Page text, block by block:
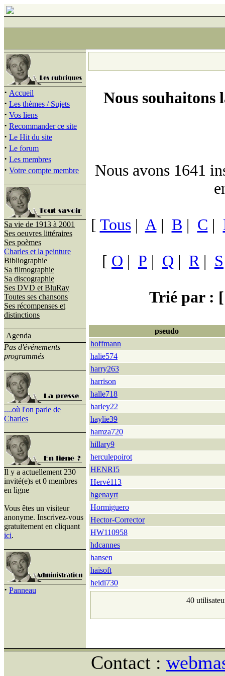
· Accueil
· Les thèmes / Sujets
· Vos liens
· Recommander ce site
· Le Hit du site
· Le forum
· Les membres
· Votre compte membre
Sa vie de 1913 à 2001
Ses oeuvres littéraires
Ses poèmes
Charles et la peinture
Bibliographie
Sa filmographie
Sa discographie
Ses DVD et BluRay
Toutes ses chansons
Ses récompenses et
distinctions
Agenda
Pas d'événements
programmés
....où l'on parle de
Charles
Il y a actuellement 230
invité(e)s et 0 membres
en ligne
Vous êtes un visiteur
anonyme. Inscrivez-vous
gratuitement en cliquant
ici.
· Panneau
Nous souhaitons
Nous avons 1641
[ Tous| A| B | C |
[ O | P | Q | R| S
Trié par : [
pseudo
hoffmann
halie574
harry263
harrison
halle718
harley22
haylie39
hamza720
hillary9
herculepoirot
HENRI5
Hervé113
hgenayrt
Hormiguero
Hector-Corrector
HW110958
hdcannes
hansen
haisoft
heidi730
40
Contact :